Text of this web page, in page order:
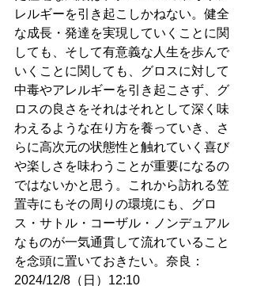
レルギーを引き起こしかねない。健全
な成長・発達を実現していくことに関
しても、そして有意義な人生を歩んで
いくことに関しても、グロスに対して
中毒やアレルギーを引き起こさず、グ
ロスの良さをそれはそれとして深く味
わえるような在り方を養っていき、さ
らに高次元の状態性と触れていく喜び
や楽しさを味わうことが重要になるの
ではないかと思う。これから訪れる笠
置寺にもその周りの環境にも、グロ
ス・サトル・コーザル・ノンデュアル
なものが一気通貫して流れていること
を念頭に置いておきたい。奈良：
2024/12/8（日）12:10